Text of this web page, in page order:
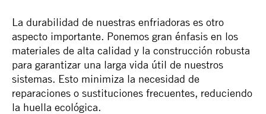
La durabilidad de nuestras enfriadoras es otro
aspecto importante. Ponemos gran énfasis en los
materiales de alta calidad y la construcción robusta
para garantizar una larga vida útil de nuestros
sistemas. Esto minimiza la necesidad de
reparaciones o sustituciones frecuentes, reduciendo
la huella ecológica.